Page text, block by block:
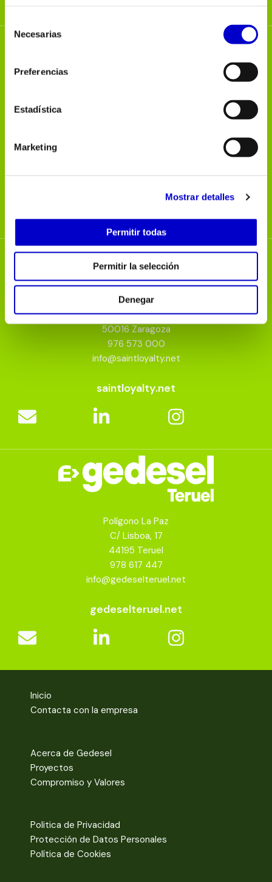
Necesarias
Preferencias
Estadística
Marketing
Mostrar detalles
Permitir todas
Permitir la selección
Denegar
Polígono Malpica
C/E Parc. 29-31 Nave 8
50016 Zaragoza
976 573 000
info@saintloyalty.net
saintloyalty.net
Polígono La Paz
C/ Lisboa, 17
44195 Teruel
978 617 447
info@gedeselteruel.net
gedeselteruel.net
Inicio
Contacta con la empresa
Acerca de Gedesel
Proyectos
Compromiso y Valores
Politica de Privacidad
Protección de Datos Personales
Política de Cookies